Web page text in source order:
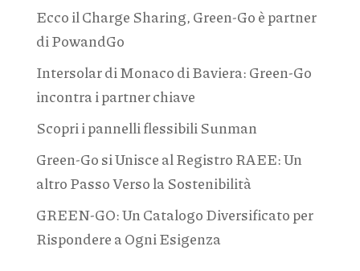
Ecco il Charge Sharing, Green-Go è partner
di PowandGo
Intersolar di Monaco di Baviera: Green-Go
incontra i partner chiave
Scopri i pannelli flessibili Sunman
Green-Go si Unisce al Registro RAEE: Un
altro Passo Verso la Sostenibilità
GREEN-GO: Un Catalogo Diversificato per
Rispondere a Ogni Esigenza